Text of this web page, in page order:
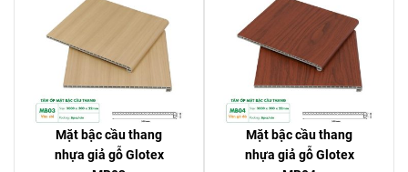
Mặt bậc cầu thang
nhựa giả gỗ Glotex
Mặt bậc cầu thang
nhựa giả gỗ Glotex